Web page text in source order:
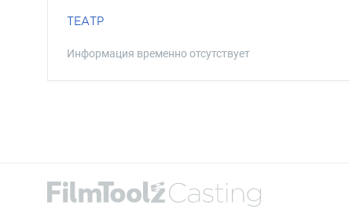
ТЕАТР
Информация временно отсутствует